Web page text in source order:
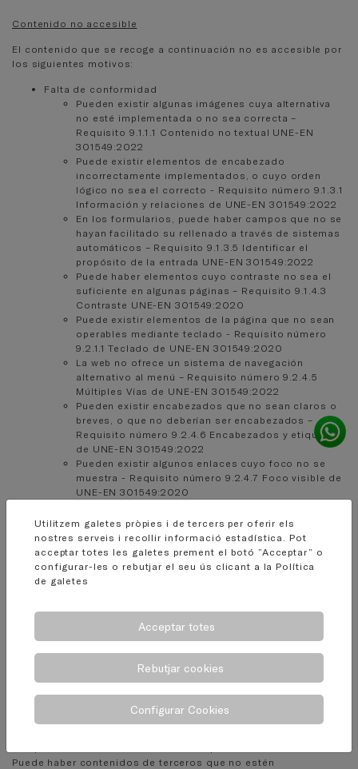
Contenido no accesible
El contenido que se recoge a continuación no es accesible por
los siguientes motivos:
Falta de conformidad
Pueden existir algunas imágenes cuya alternativa
no esté implementada o no sea correcta –
Requisito 9.1.1.1 Contenido no textual UNE-EN
301549:2022
Puede existir elementos de encabezado
incorrectamente implementados, o cuyo orden
lógico no sea el correcto - Requisito número 9.1.3.1
Información y relaciones de UNE-EN 301549:2022
En los formularios, puede haber campos que no se
hayan facilitado su rellenado a través de sistemas
automáticos – Requisito 9.1.3.5 Identificar el
propósito de la entrada UNE-EN 301549:2022
Puede haber elementos cuyo contraste no sea el
suficiente en algunas páginas – Requisito 9.1.4.3
Contraste UNE-EN 301549:2020
Puede existir elementos de la página que no sean
operables mediante teclado - Requisito número
9.2.1.1 Teclado de UNE-EN 301549:2020
La web no ofrece un sistema de navegación
alternativo al menú – Requisito número 9.2.4.5
Múltiples Vías de UNE-EN 301549:2022
Pueden existir encabezados que no sean claros o
breves, o que no deberían ser encabezados –
Requisito número 9.2.4.6 Encabezados y etiquetas
de UNE-EN 301549:2022
Pueden existir algunos enlaces cuyo foco no se
muestra - Requisito número 9.2.4.7 Foco visible de
UNE-EN 301549:2020
indicado - Requisito número 9.3.1.2 Sugerencias
ante errores de UNE-EN 301549:2020
Pueden existir elementos provenientes de otros
sistemas o webs, que no dispongan de una
definición de función suficiente - Requisito número
Podrían existir fallos puntuales de edición en
alguna página web.
El contenido no entra dentro del ámbito de la legislación
aplicable.
Podrían existir archivos ofimáticos en PDF u otros formatos
Puede haber contenidos de terceros que no estén
Utilitzem galetes pròpies i de tercers per oferir els
nostres serveis i recollir informació estadística. Pot
acceptar totes les galetes prement el botó ”Acceptar” o
configurar-les o rebutjar el seu ús clicant a laPolítica
de galetes
Acceptar totes
Rebutjar cookies
Configurar Cookies